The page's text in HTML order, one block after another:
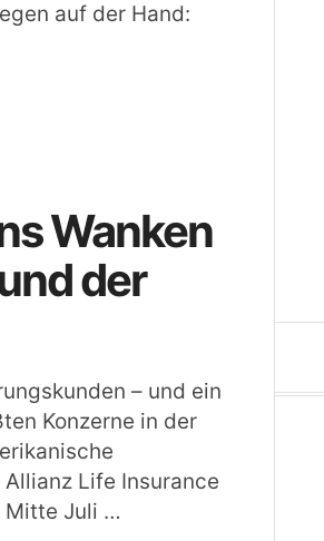
auf der Hand:
Wanken
der
– und ein
Konzerne in der
Life Insurance
Mitte Juli …